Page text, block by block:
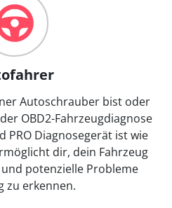
Autoschrauber bist oder
OBD2-Fahrzeugdiagnose
PRO Diagnosegerät ist wie
dir, dein Fahrzeug
potenzielle Probleme
zu erkennen.